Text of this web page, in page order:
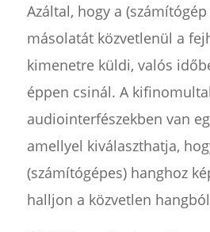
Azáltal, hogy a
másolatát közvetlenül a
kimenetre küldi, valós
éppen csinál. A
audiointerfészekben van
amellyel kiválaszthatja,
(számítógépes) hanghoz
halljon a közvetlen